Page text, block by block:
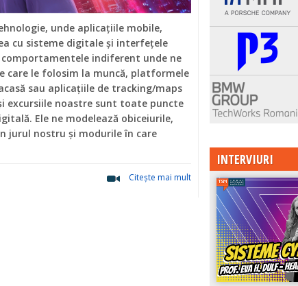
unde aplicațiile mobile,
cu sisteme digitale și interfețele
indiferent unde ne
care le folosim la muncă, platformele
sau aplicațiile de tracking/maps
excursiile noastre sunt toate puncte
Ele ne modelează obiceiurile,
jurul nostru și modurile în care
Citeşte mai mult
INTERVIURI